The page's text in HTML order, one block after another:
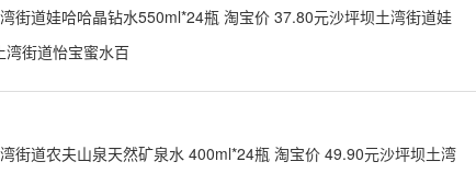
街道娃哈哈晶钻水550ml*24瓶 淘宝价 37.80元沙坪坝土湾街道娃
街道怡宝蜜水百
街道农夫山泉天然矿泉水 400ml*24瓶 淘宝价 49.90元沙坪坝土湾